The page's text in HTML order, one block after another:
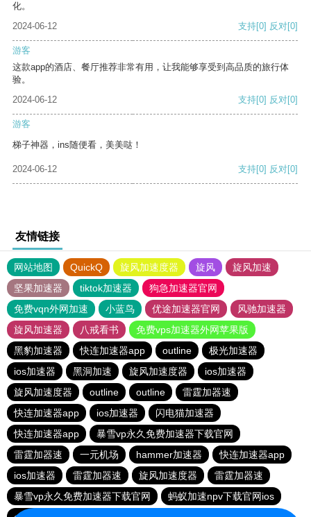
化。
2024-06-12
支持[0] 反对[0]
游客
这款app的酒店、餐厅推荐非常有用，让我能够享受到高品质的旅行体
验。
2024-06-12
支持[0] 反对[0]
游客
梯子神器，ins随便看，美美哒！
2024-06-12 支持[0] 反对[0]
友情链接
网站地图 QuickQ 旋风加速度器 旋风
旋风加速
坚果加速器
tiktok加速器
狗急加速器官网
免费vqn外网加速
小蓝鸟 优途加速器官网
风驰加速器
旋风加速器
八戒看书
免费vps加速器外网苹果版
黑豹加速器
快连加速器app outline
极光加速器
ios加速器
黑洞加速 旋风加速度器
ios加速器
旋风加速度器
outline outline
雷霆加器速
快连加速器app
ios加速器
闪电猫加速器
快连加速器app
暴雪vp永久免费加速器下载官网
雷霆加器速
一元机场 hammer加速器
快连加速器app
ios加速器
雷霆加器速 旋风加速度器
雷霆加器速
暴雪vp永久免费加速器下载官网
蚂蚁加速npv下载官网ios